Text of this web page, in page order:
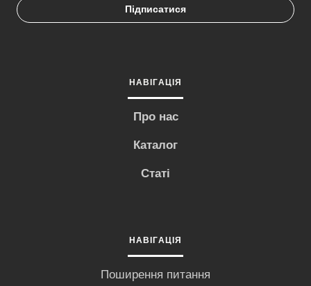
Підписатися
НАВІГАЦІЯ
Про нас
Каталог
Статі
НАВІГАЦІЯ
Поширення питання